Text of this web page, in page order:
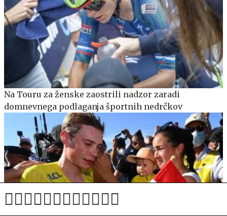
Na Touru za ženske zaostrili nadzor zaradi
domnevnega podlaganja športnih nedrčkov